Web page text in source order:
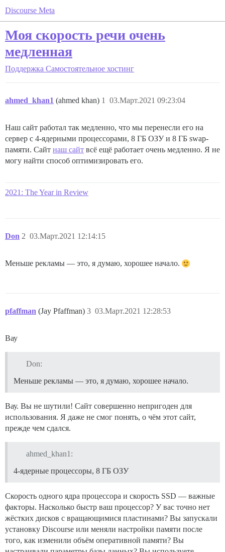
Discourse Meta
Моя скорость речи очень
медленная
Поддержка Самостоятельное хостинг
ahmed_khan1 (ahmed khan) 03.Март.2021 09:23:04
1
Наш сайт работал так медленно, что мы перенесли его на
сервер с 4-ядерными процессорами, 8 ГБ ОЗУ и 8 ГБ swap-
памяти. Сайт наш сайт всё ещё работает очень медленно. Я не
могу найти способ оптимизировать его.
2021: The Year in Review
Don 03.Март.2021 12:14:15
2
Меньше рекламы — это, я думаю, хорошее начало.
pfaffman (Jay Pfaffman) 03.Март.2021 12:28:53
3
Вау
Don:
Меньше рекламы — это, я думаю, хорошее начало.
Вау. Вы не шутили! Сайт совершенно непригоден для
использования. Я даже не смог понять, о чём этот сайт,
прежде чем сдался.
ahmed_khan1:
4-ядерные процессоры, 8 ГБ ОЗУ
Скорость одного ядра процессора и скорость SSD — важные
факторы. Насколько быстр ваш процессор? У вас точно нет
жёстких дисков с вращающимися пластинами? Вы запускали
установку Discourse или меняли настройки памяти после
того, как изменили объём оперативной памяти? Вы